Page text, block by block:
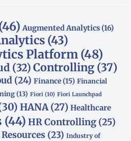
Augmented Analytics(16)
(43)
Platform (48)
(32) Controlling (37)
(24) Finance(15) Financial
(13) Fiori (10) Fiori Launchpad
HANA (27) Healthcare
(44) HR Controlling (25)
(23) Industry of